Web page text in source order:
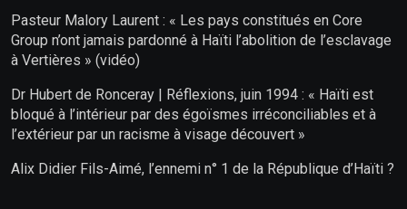
Pasteur Malory Laurent : « Les pays constitués en Core
Group n’ont jamais pardonné à Haïti l’abolition de l’esclavage
à Vertières » (vidéo)
Dr Hubert de Ronceray | Réflexions, juin 1994 : « Haïti est
bloqué à l’intérieur par des égoïsmes irréconciliables et à
l’extérieur par un racisme à visage découvert »
Alix Didier Fils-Aimé, l’ennemi n° 1 de la République d’Haïti ?